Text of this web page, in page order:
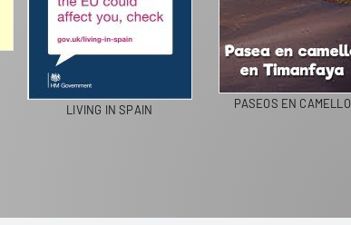
LIVING IN SPAIN PASEOS EN CAMELLO